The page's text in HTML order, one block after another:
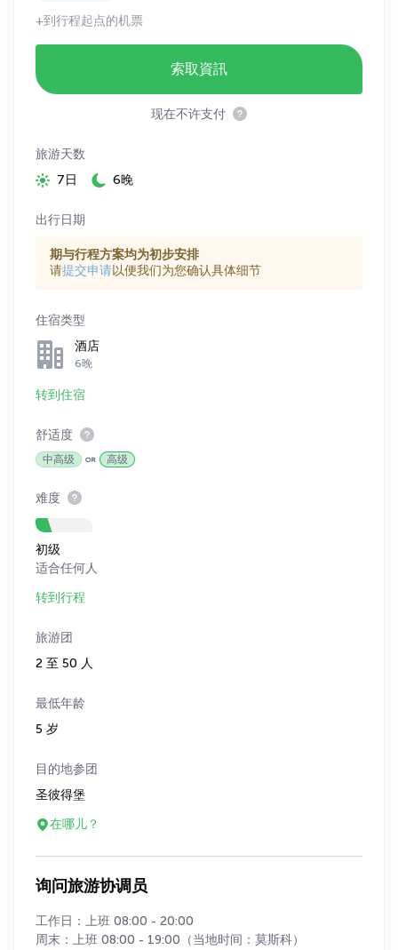
+到行程起点的机票
索取資訊
现在不许支付
旅游天数
7日
6晚
出行日期
期与行程方案均为初步安排
请提交申请以便我们为您确认具体细节
住宿类型
酒店
6晚
转到住宿
舒适度
中高级 高级
难度
初级
适合任何人
转到行程
旅游团
2 至 50 人
最低年龄
5 岁
目的地参团
圣彼得堡
在哪儿？
询问旅游协调员
工作日：上班 08:00 - 20:00
周末：上班 08:00 - 19:00（当地时间：莫斯科）